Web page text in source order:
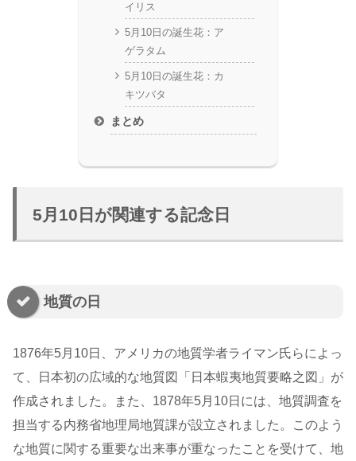
イリス
5月10日の誕生花：ア
ゲラタム
5月10日の誕生花：カ
キツバタ
まとめ
5月10日が関連する記念日
地質の日
1876年5月10日、アメリカの地質学者ライマン氏らによっ
て、日本初の広域的な地質図「日本蝦夷地質要略之図」が
作成されました。また、1878年5月10日には、地質調査を
担当する内務省地理局地質課が設立されました。このよう
な地質に関する重要な出来事が重なったことを受けて、地